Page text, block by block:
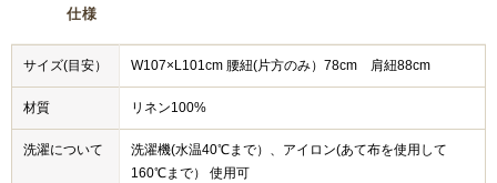
仕様
サイズ(目安） W107×L101cm 腰紐(片方のみ）78cm 肩紐88cm
材質 リネン100%
洗濯について
洗濯機(水温40℃まで）、アイロン(あて布を使用して
160℃まで） 使用可